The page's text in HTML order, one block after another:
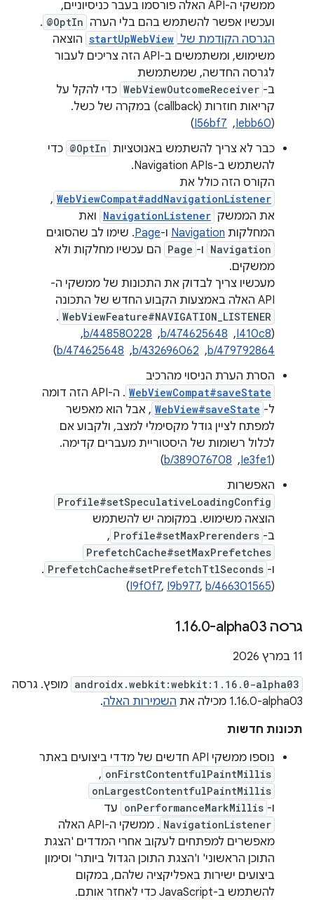
ממשקי ה-API האלה פורסמו בעבר כניסיוניים,
ועכשיו אפשר להשתמש בהם בלי הערה @OptIn
.
הגרסה הקודמת של startUpWebView הוצאה
משימוש, ומשתמשים ב-API הזה צריכים לעבור
לגרסה החדשה, שמשתמשת
ב- WebViewOutcomeReceiver כדי להקל על
קריאות חוזרות (callback) במקרה של כשל.
(
Iebb60
, ‏
I56bf7
)
כבר לא צריך להשתמש באנוטציות @OptIn כדי
להשתמש ב-Navigation APIs.
הקורס הזה כולל את
WebViewCompat#addNavigationListener
,
את הממשק NavigationListener ואת
המחלקות Navigation ו-Page. שימו לב שהסוגים
Navigation ו- Page הם עכשיו מחלקות ולא
ממשקים.
מעכשיו צריך לבדוק את התכונות של ממשקי ה-
API האלה באמצעות הקבוע החדש של התכונה
WebViewFeature#NAVIGATION_LISTENER
.
(
I410c8
, ‏
b/474625648
, ‏
b/448580228
, ‏
b/479792864
, ‏
b/432696062
, ‏
b/474625648
)
הסרת הערת הניסוי מהרכיב
WebViewCompat#saveState
. ה-API הזה דומה
ל- WebView#saveState , אבל הוא מאפשר
למפתח לציין גודל מקסימלי למצב, ולקבוע אם
לכלול רשומות של היסטוריית מעברים קדימה.
(
Ie3fe1
, ‏
b/389076708
)
האפשרות
Profile#setSpeculativeLoadingConfig
הוצאה משימוש. במקומה יש להשתמש
ב- Profile#setMaxPrerenders
,‏
PrefetchCache#setMaxPrefetches
ו- PrefetchCache#setPrefetchTtlSeconds
.
(
I9f0f7, I9b977, b/466301565
)
גרסה ‎1 .16.0-alpha03
‫11 במרץ 2026
androidx.webkit:webkit:1.16.0-alpha03 מופץ. גרסה
‎1.16.0-alpha03 מכילה את
השמירות האלה.
תכונות חדשות
נוספו ממשקי API חדשים של מדדי ביצועים באתר
onFirstContentfulPaintMillis
,
onLargestContentfulPaintMillis
ו- onPerformanceMarkMillis עד
NavigationListener
. ממשקי ה-API האלה
מאפשרים למפתחים לעקוב אחרי המדדים 'הצגת
התוכן הראשוני' ו'הצגת התוכן הגדול ביותר' וסימון
ביצועים ישירות באפליקציה שלהם, במקום
להשתמש ב-JavaScript כדי לאחזר אותם.